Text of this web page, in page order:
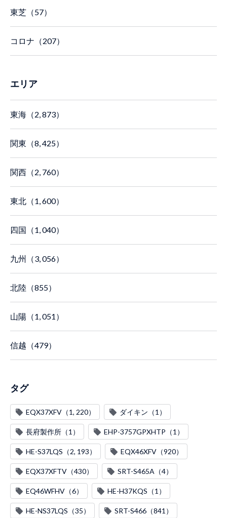
東芝（57）
コロナ（207）
エリア
東海（2, 873）
関東（8, 425）
関西（2, 760）
東北（1, 600）
四国（1, 040）
九州（3, 056）
北陸（855）
山陽（1, 051）
信越（479）
タグ
EQX37XFV（1, 220） ダイキン（1）
長府製作所（1） EHP-3757GPXHTP（1）
HE-S37LQS（2, 193） EQX46XFV（920）
EQX37XFTV（430） SRT-S465A（4）
EQ46WFHV（6） HE-H37KQS（1）
HE-NS37LQS（35） SRT-S466（841）